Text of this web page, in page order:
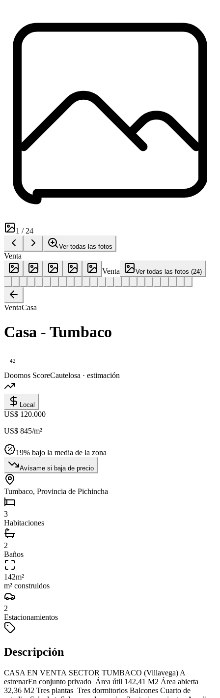
1 /24
Ver todas las fotos
Venta
Venta
Ver todas las fotos (24)
VentaCasa
Casa - Tumbaco
42
Doomos ScoreCautelosa · estimación
Local
US$ 120.000
US$ 845/m²
19% bajo la media de la zona
Avísame si baja de precio
Tumbaco, Provincia de Pichincha
3
Habitaciones
2
Baños
142m²
m² construidos
2
Estacionamientos
Descripción
CASA EN VENTA SECTOR TUMBACO (Villavega) A
estrenarEn conjunto privado Área útil 142,41 M2 Área abierta
32,36 M2 Tres plantas Tres dormitorios Balcones Cuarto de